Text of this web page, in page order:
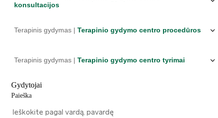
konsultacijos
Terapinis gydymas | Terapinio gydymo centro procedūros
Terapinis gydymas | Terapinio gydymo centro tyrimai
Gydytojai
Paieška